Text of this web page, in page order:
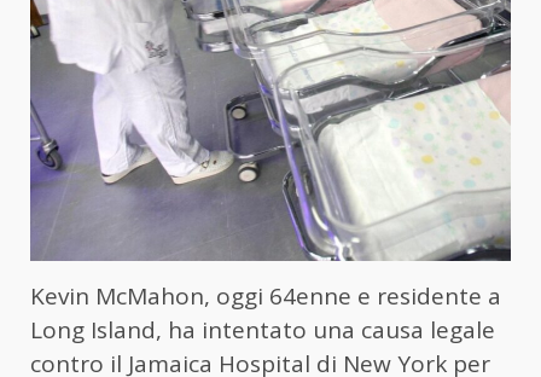
Kevin McMahon, oggi 64enne e residente a
Long Island, ha intentato una causa legale
contro il Jamaica Hospital di New York per